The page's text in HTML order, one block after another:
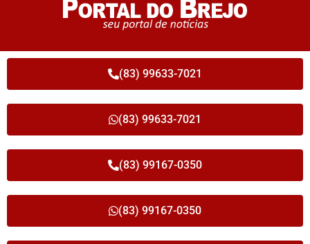
(83) 99633-7021
(83) 99633-7021
(83) 99167-0350
(83) 99167-0350